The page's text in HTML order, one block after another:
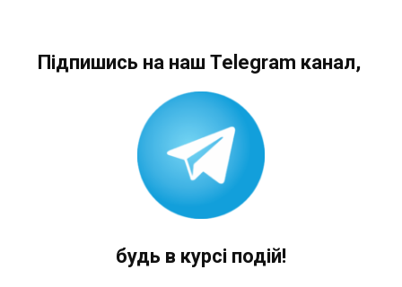
Підпишись на наш Telegram канал,
будь в курсі подій!